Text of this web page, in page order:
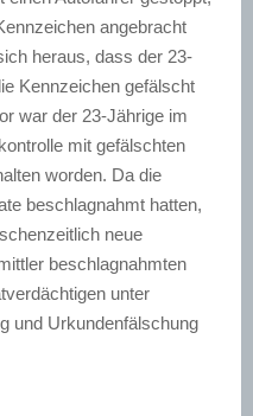
angebracht
heraus, dass der 23-
Kennzeichen gefälscht
war der 23-Jährige im
mit gefälschten
worden. Da die
beschlagnahmt hatten,
neue
beschlagnahmten
unter
und Urkundenfälschung